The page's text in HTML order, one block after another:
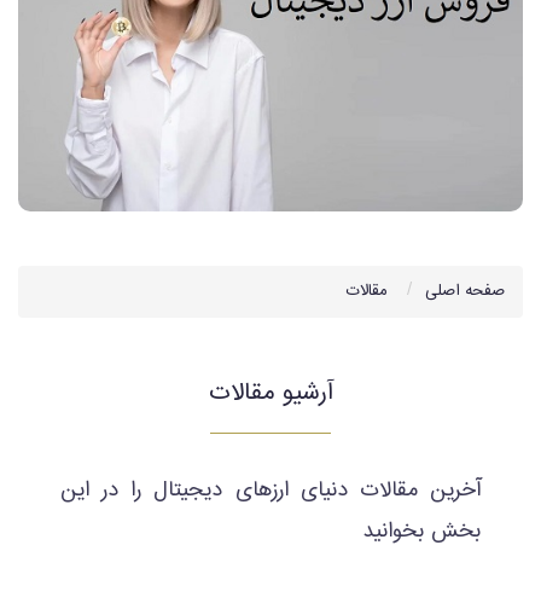
صفحه اصلی مقالات
آرشیو مقالات
آخرین مقالات دنیای ارزهای دیجیتال را در این
بخش بخوانید